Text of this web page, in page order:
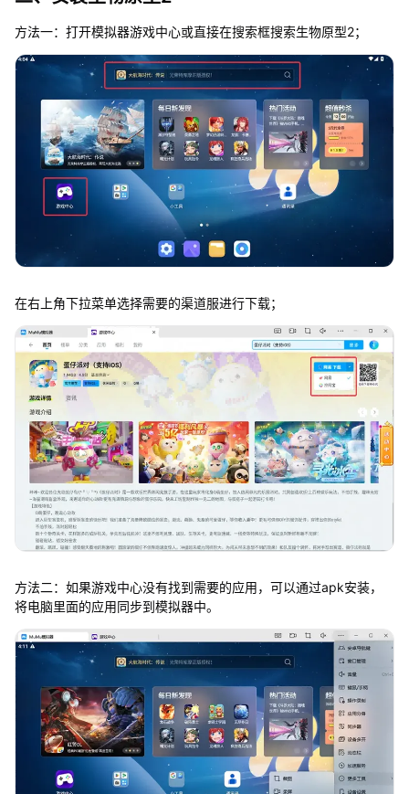
方法一：打开模拟器游戏中心或直接在搜索框搜索生物原型2；
在右上角下拉菜单选择需要的渠道服进行下载；
方法二：如果游戏中心没有找到需要的应用，可以通过apk安装，
将电脑里面的应用同步到模拟器中。